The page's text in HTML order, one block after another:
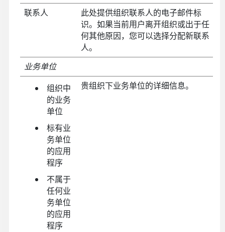
联系人
此处提供组织联系人的电子邮件标
识。如果当前用户离开组织或出于任
何其他原因，您可以选择分配新联系
人。
业务单位
组织中
的业务
单位
标有业
务单位
的应用
程序
不属于
任何业
务单位
的应用
程序
贵组织下业务单位的详细信息。